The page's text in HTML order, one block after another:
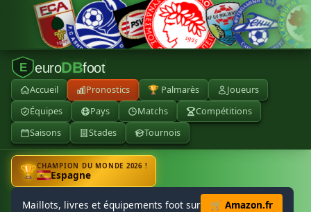
E euroDBfoot
Accueil Pronostics 🏆 Palmarès
Joueurs
Équipes
Pays Matchs
Compétitions
Saisons
Stades Tournois
🏆CHAMPION DU MONDE 2026 !
Espagne
Maillots, livres et équipements foot sur 🛒 Amazon.fr